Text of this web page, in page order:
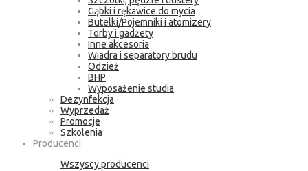
Gąbki i rękawice do mycia
Butelki/Pojemniki i atomizery
Torby i gadżety
Inne akcesoria
Wiadra i separatory brudu
Odzież
BHP
Wyposażenie studia
Dezynfekcja
Wyprzedaż
Promocje
Szkolenia
Producenci
Wszyscy producenci